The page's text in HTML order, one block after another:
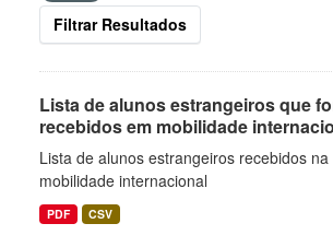
Filtrar Resultados
Lista de alunos estrangeiros que
recebidos em mobilidade
Lista de alunos estrangeiros recebidos na
mobilidade internacional
PDF CSV